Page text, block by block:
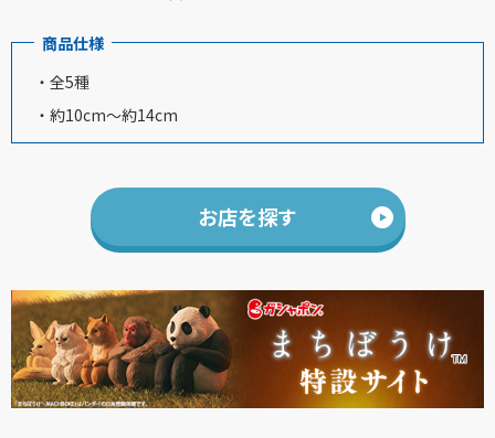
商品仕様
・全5種
・約10cm～約14cm
お店を探す